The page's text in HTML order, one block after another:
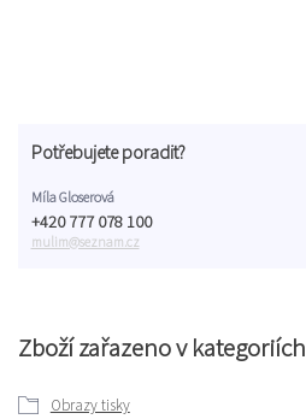
Zboží zařazeno v kategoriích
Obrazy tisky
Potřebujete poradit?
Míla Gloserová
+420 777 078 100
mulim@seznam.cz